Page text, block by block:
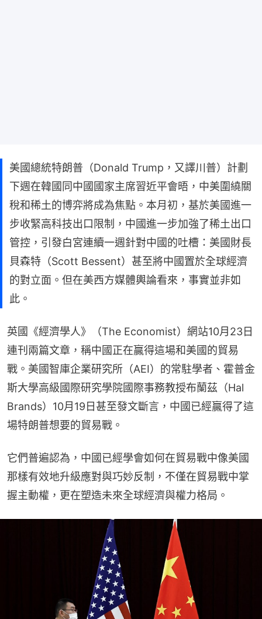
美國總統特朗普（Donald Trump，又譯川普）計劃
下週在韓國同中國國家主席習近平會晤，中美圍繞關
稅和稀土的博弈將成為焦點。本月初，基於美國進一
步收緊高科技出口限制，中國進一步加強了稀土出口
管控，引發白宮連續一週針對中國的吐槽：美國財長
貝森特（Scott Bessent）甚至將中國置於全球經濟
的對立面。但在美西方媒體輿論看來，事實並非如
此。
英國《經濟學人》（The Economist）網站10月23日
連刊兩篇文章，稱中國正在贏得這場和美國的貿易
戰。美國智庫企業研究所（AEI）的常駐學者、霍普金
斯大學高級國際研究學院國際事務教授布蘭茲（Hal
Brands）10月19日甚至發文斷言，中國已經贏得了這
場特朗普想要的貿易戰。
它們普遍認為，中國已經學會如何在貿易戰中像美國
那樣有效地升級應對與巧妙反制，不僅在貿易戰中掌
握主動權，更在塑造未來全球經濟與權力格局。